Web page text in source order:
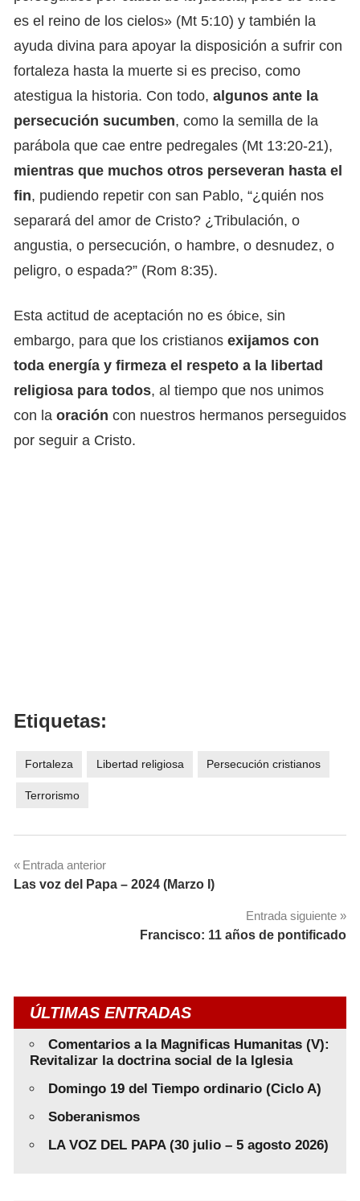
es el reino de los cielos» (Mt 5:10) y también la
ayuda divina para apoyar la disposición a sufrir con
fortaleza hasta la muerte si es preciso, como
atestigua la historia. Con todo, algunos ante la
persecución sucumben, como la semilla de la
parábola que cae entre pedregales (Mt 13:20-21),
mientras que muchos otros perseveran hasta el
fin, pudiendo repetir con san Pablo, “¿quién nos
separará del amor de Cristo? ¿Tribulación, o
angustia, o persecución, o hambre, o desnudez, o
peligro, o espada?” (Rom 8:35).
Esta actitud de aceptación no es óbice, sin
embargo, para que los cristianos exijamos con
toda energía y firmeza el respeto a la libertad
religiosa para todos, al tiempo que nos unimos
con la oración con nuestros hermanos perseguidos
por seguir a Cristo.
Etiquetas:
Fortaleza Libertad religiosa Persecución cristianos
Terrorismo
Navegación
Entrada anterior
Las voz del Papa – 2024 (Marzo I)
Entrada siguiente
Francisco: 11 años de pontificado
ÚLTIMAS ENTRADAS
Comentarios a la Magnificas Humanitas (V):
Revitalizar la doctrina social de la Iglesia
Domingo 19 del Tiempo ordinario (Ciclo A)
Soberanismos
LA VOZ DEL PAPA (30 julio – 5 agosto 2026)